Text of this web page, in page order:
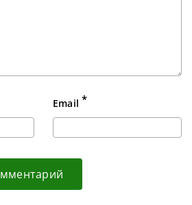
Email *